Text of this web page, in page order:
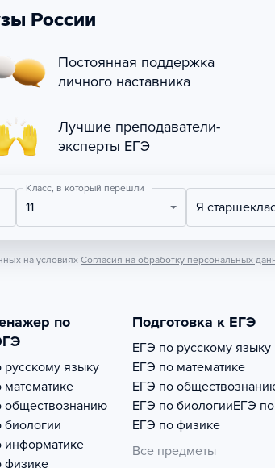
России
Постоянная поддержка
личного наставника
Лучшие преподаватели-
эксперты ЕГЭ
Класс, в который перешли
11 Я
на условиях Согласия на обработку персональных
по
языку
Подготовка к ЕГЭ
ЕГЭ по русскому языку
ЕГЭ по математике
ЕГЭ по
ЕГЭ по биологииЕГЭ
ЕГЭ по физике
Все предметы